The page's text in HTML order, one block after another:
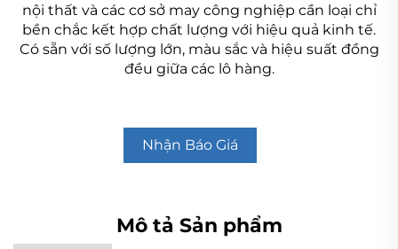
nội thất và các cơ sở may công nghiệp cần loại chỉ
bền chắc kết hợp chất lượng với hiệu quả kinh tế.
Có sẵn với số lượng lớn, màu sắc và hiệu suất đồng
đều giữa các lô hàng.
Nhận Báo Giá
Mô tả Sản phẩm